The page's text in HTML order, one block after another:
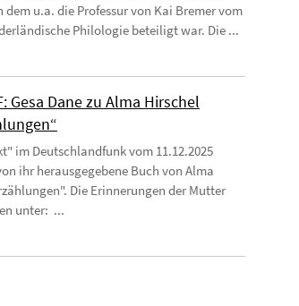
u.a. die Professur von Kai Bremer vom
Philologie beteiligt war. Die ...
Gesa Dane zu Alma Hirschel
im Deutschlandfunk vom 11.12.2025
ihr herausgegebene Buch von Alma
Die Erinnerungen der Mutter
unter: ...